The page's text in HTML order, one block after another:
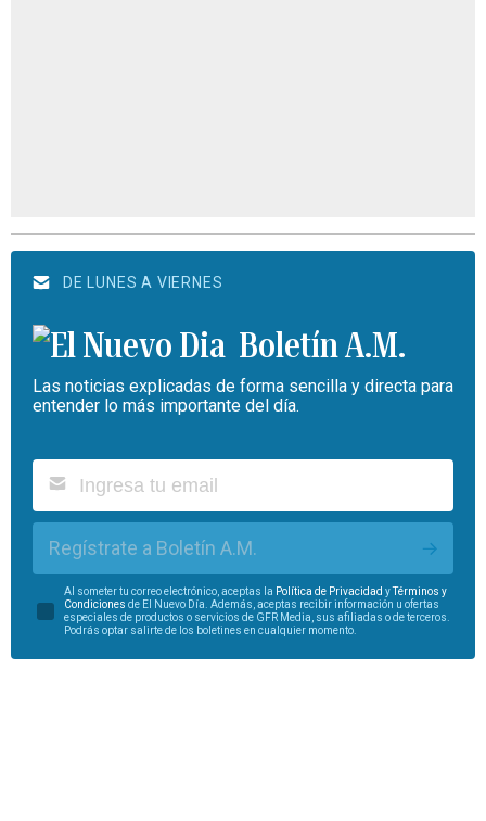
DE LUNES A VIERNES
Boletín A.M.
Las noticias explicadas de forma sencilla y directa para
entender lo más importante del día.
Regístrate a Boletín A.M.
Al someter tu correo electrónico, aceptas la Política de Privacidad yTérminos y
Condiciones de El Nuevo Día. Además, aceptas recibir información u ofertas
especiales de productos o servicios de GFR Media, sus afiliadas o de terceros.
Podrás optar salirte de los boletines en cualquier momento.